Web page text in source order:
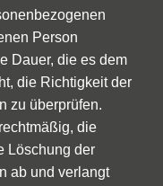
Person
Dauer, die es dem
die Richtigkeit der
zu überprüfen.
die
Löschung der
ab und verlangt